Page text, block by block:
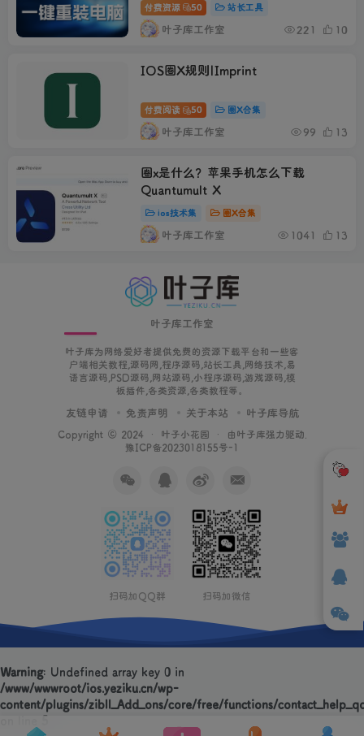
付费资源 50 站长工具
叶子库工作室 221 10
IOS圈X规则|Imprint
付费阅读 50 圈X合集
叶子库工作室 99 13
圈x是什么？苹果手机怎么下载
Quantumult X
ios技术集 圈X合集
叶子库工作室 1041 13
叶子库工作室
叶子库为网络爱好者提供免费的资源下载平台和一些客
户端相关教程,源码网,程序源码,站长工具,网络技术,易
语言源码,PSD源码,网站源码,小程序源码,游戏源码,模
板插件,各类资源,各类教程等。
友链申请 免责声明 关于本站 叶子库导航
Copyright © 2024 · 叶子小花园 · 由 叶子库强力驱动.
豫ICP备2023018155号-1
扫码加QQ群 扫码加微信
Warning: Undefined array key 0 in
/www/wwwroot/ios.yeziku.cn/wp-
content/plugins/zibll_Add_ons/core/free/functions/
5